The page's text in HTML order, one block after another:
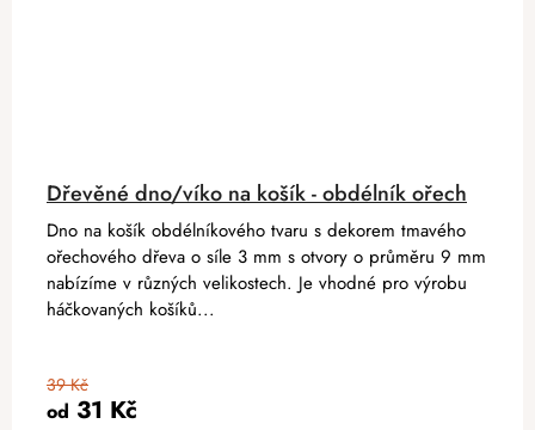
Dřevěné dno/víko na košík - obdélník ořech
od 31 Kč
39 Kč
Dno na košík obdélníkového tvaru s dekorem tmavého
ořechového dřeva o síle 3 mm s otvory o průměru 9 mm
nabízíme v různých velikostech. Je vhodné pro výrobu
háčkovaných košíků...